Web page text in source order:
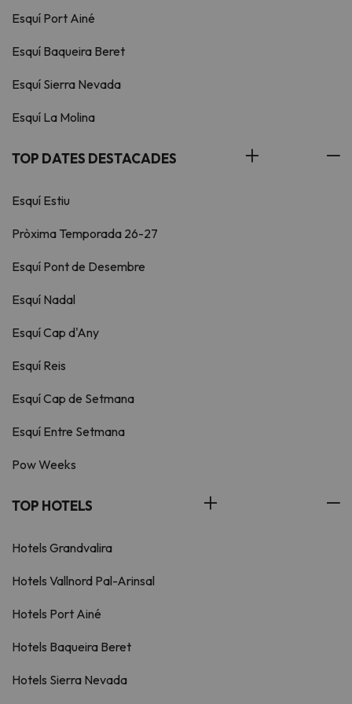
Esquí Port Ainé
Esquí Baqueira Beret
Esquí Sierra Nevada
Esquí La Molina
TOP DATES DESTACADES
Esquí Estiu
Pròxima Temporada 26-27
Esquí Pont de Desembre
Esquí Nadal
Esquí Cap d'Any
Esquí Reis
Esquí Cap de Setmana
Esquí Entre Setmana
Pow Weeks
TOP HOTELS
Hotels Grandvalira
Hotels Vallnord Pal-Arinsal
Hotels Port Ainé
Hotels Baqueira Beret
Hotels Sierra Nevada